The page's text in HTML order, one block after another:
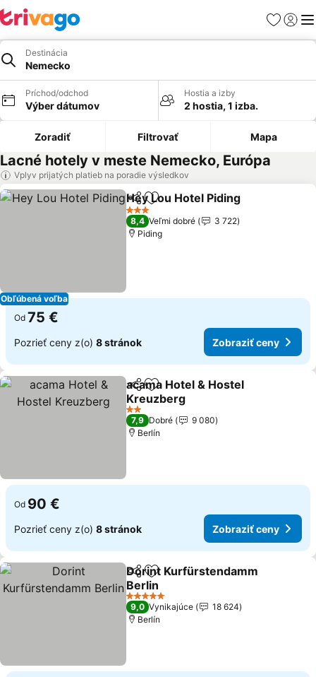
Obľúbené
Destinácia
Nemecko
Príchod/odchod
Výber dátumov
Hostia a izby
2 hostia, 1 izba.
Zoradiť Filtrovať Mapa
Lacné hotely v meste Nemecko, Európa
Vplyv prijatých platieb na poradie výsledkov
Obľúbená voľba
ZdieľaťPridať do obľúbených
Hey Lou Hotel Piding
3 Počet hviezdičiek
8,4 Veľmi dobré
3 722
Piding
Od 75 €
Pozrieť ceny z(o) 8 stránok Zobraziť ceny
ZdieľaťPridať do obľúbených
acama Hotel & Hostel
Kreuzberg
Zobraziť ceny
2 Počet hviezdičiek
7,9 Dobré
9 080
Berlín
Od 90 €
Pozrieť ceny z(o) 8 stránok Zobraziť ceny
ZdieľaťPridať do obľúbených
Dorint Kurfürstendamm
Berlin
Zobraziť ceny
5 Počet hviezdičiek
9,0 Vynikajúce
18 624
Berlín